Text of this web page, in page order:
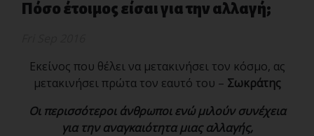
Πόσο έτοιμος είσαι για την αλλαγή;
Εκείνος που θέλει να μετακινήσει τον κόσμο, ας
μετακινήσει πρώτα τον εαυτό του – Σωκράτης
Οι περισσότεροι άνθρωποι ενώ μιλούν συνέχεια
για την αναγκαιότητα μιας αλλαγής,